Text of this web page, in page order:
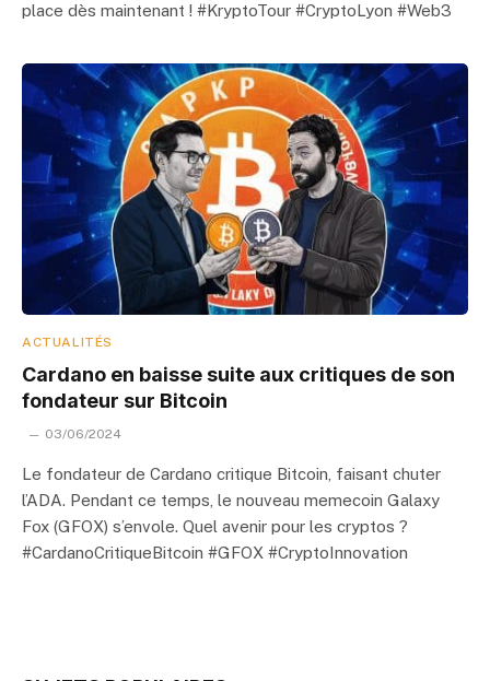
place dès maintenant ! #KryptoTour #CryptoLyon #Web3
ACTUALITÉS
Cardano en baisse suite aux critiques de son
fondateur sur Bitcoin
03/06/2024
Le fondateur de Cardano critique Bitcoin, faisant chuter
l’ADA. Pendant ce temps, le nouveau memecoin Galaxy
Fox (GFOX) s’envole. Quel avenir pour les cryptos ?
#CardanoCritiqueBitcoin #GFOX #CryptoInnovation